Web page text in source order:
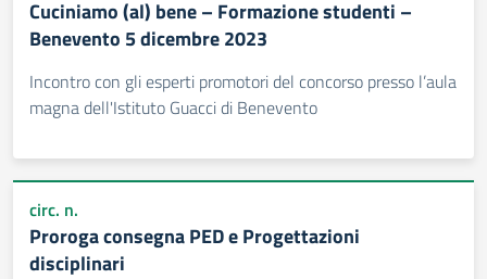
Cuciniamo (al) bene – Formazione studenti –
Benevento 5 dicembre 2023
Incontro con gli esperti promotori del concorso presso l’aula
magna dell'Istituto Guacci di Benevento
circ. n.
Proroga consegna PED e Progettazioni
disciplinari